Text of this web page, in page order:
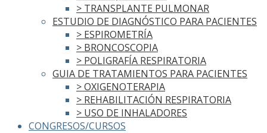
> TRANSPLANTE PULMONAR
ESTUDIO DE DIAGNÓSTICO PARA PACIENTES
> ESPIROMETRÍA
> BRONCOSCOPIA
> POLIGRAFÍA RESPIRATORIA
GUIA DE TRATAMIENTOS PARA PACIENTES
> OXIGENOTERAPIA
> REHABILITACIÓN RESPIRATORIA
> USO DE INHALADORES
CONGRESOS/CURSOS